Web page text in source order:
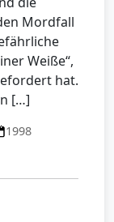
Mordfall
Weiße“,
hat.
[…]
1998